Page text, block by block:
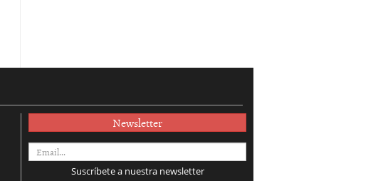
Newsletter
Suscríbete a nuestra newsletter